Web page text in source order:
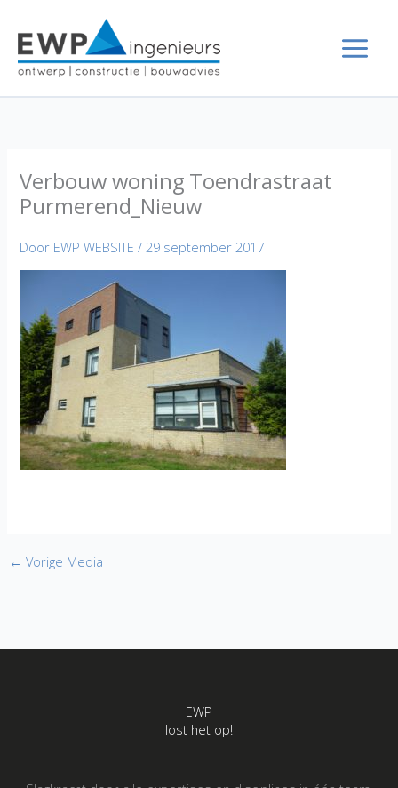
inhoud
Verbouw woning Toendrastraat
Purmerend_Nieuw
Door EWP WEBSITE/29 september 2017
← Vorige Media
EWP
lost het op!